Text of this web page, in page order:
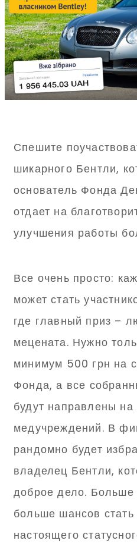
Спешите
шикарного Бентли,
основатель Фонда
отдает на
улучшения работы
Все очень просто:
может стать
где главный приз –
мецената. Нужно
минимум 500 грн на
Фонда, а все
будут направлены
медучреждений. В
рандомно будет
владелец Бентли,
доброе дело. Больше
больше шансов
настоящего